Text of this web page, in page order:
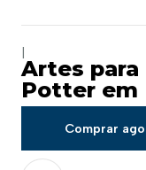
Artes para
Potter em
Comprar